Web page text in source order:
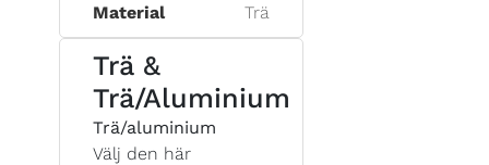
Material Trä
Trä &
Trä/Aluminium
Trä/aluminium
Välj den här